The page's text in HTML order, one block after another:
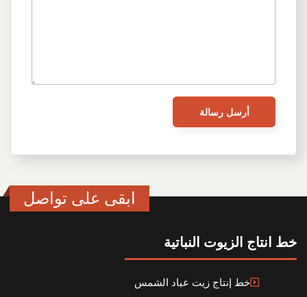
ابقى على تواصل
خط انتاج الزيوت النباتية
خط إنتاج زيت عباد الشمس